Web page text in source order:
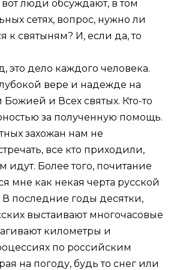
люди обсуждают, в том
сетях, вопрос, нужно ли
к святыням? И, если да, то
это дело каждого человека.
вере и надежде на
и Всех святых. Кто-то
за полученную помощь.
захожан нам не
все кто приходили,
идут. Более того, почитание
мне как некая черта русской
В последние годы десятки,
выстаивают многочасовые
километры и
по российским
на погоду, будь то снег или